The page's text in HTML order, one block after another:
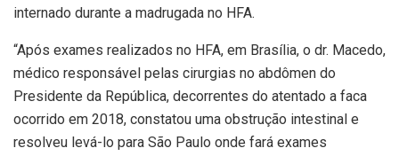
internado durante a madrugada no HFA.
“Após exames realizados no HFA, em Brasília, o dr. Macedo,
médico responsável pelas cirurgias no abdômen do
Presidente da República, decorrentes do atentado a faca
ocorrido em 2018, constatou uma obstrução intestinal e
resolveu levá-lo para São Paulo onde fará exames